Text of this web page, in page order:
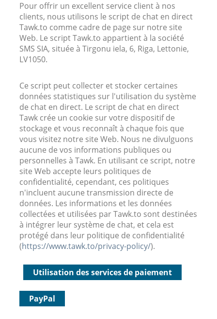
Pour offrir un excellent service client à nos
clients, nous utilisons le script de chat en direct
Tawk.to comme cadre de page sur notre site
Web. Le script Tawk.to appartient à la société
SMS SIA, située à Tirgonu iela, 6, Riga, Lettonie,
LV1050.
Ce script peut collecter et stocker certaines
données statistiques sur l'utilisation du système
de chat en direct. Le script de chat en direct
Tawk crée un cookie sur votre dispositif de
stockage et vous reconnaît à chaque fois que
vous visitez notre site Web. Nous ne divulguons
aucune de vos informations publiques ou
personnelles à Tawk. En utilisant ce script, notre
site Web accepte leurs politiques de
confidentialité, cependant, ces politiques
n'incluent aucune transmission directe de
données. Les informations et les données
collectées et utilisées par Tawk.to sont destinées
à intégrer leur système de chat, et cela est
protégé dans leur politique de confidentialité
(https://www.tawk.to/privacy-policy/).
Utilisation des services de paiement
PayPal